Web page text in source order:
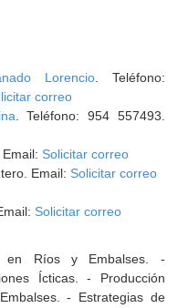
Lorencio . Teléfono:
correo
. Teléfono: 954 557493.
Solicitar correo
Email: Solicitar correo
Solicitar correo
en Ríos y Embalses. -
Ícticas. - Producción
- Estrategias de